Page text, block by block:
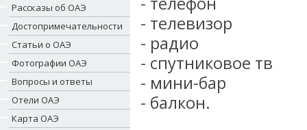
Рассказы об ОАЭ
Достопримечательности
Статьи о ОАЭ
Фотографии ОАЭ
Вопросы и ответы
Отели ОАЭ
Карта ОАЭ
- телевизор
- радио
- спутниковое тв
- мини-бар
- балкон.